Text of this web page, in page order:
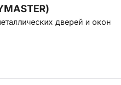
дверей и окон